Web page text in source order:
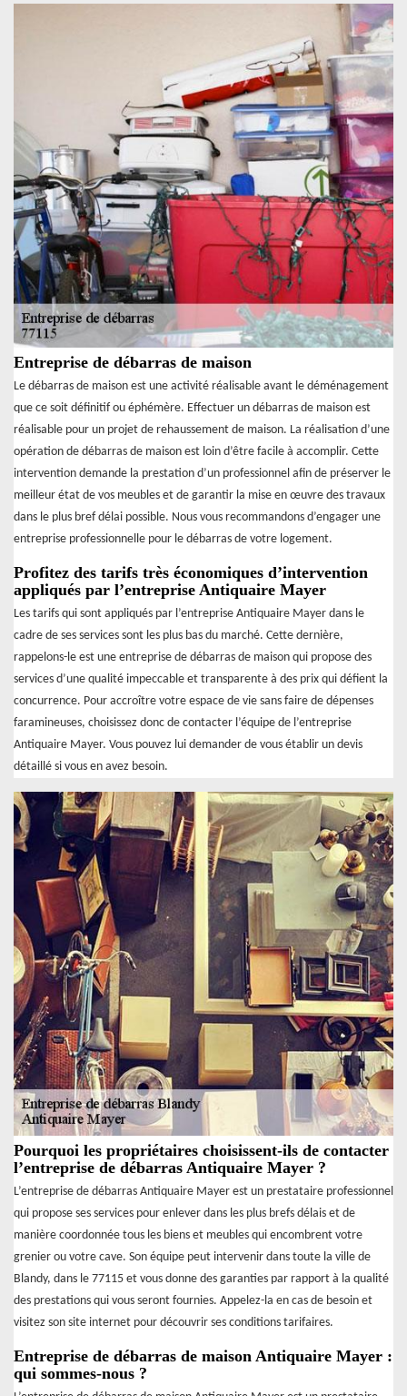
Entreprise de débarras de maison
Le débarras de maison est une activité réalisable avant le déménagement
que ce soit définitif ou éphémère. Effectuer un débarras de maison est
réalisable pour un projet de rehaussement de maison. La réalisation d’une
opération de débarras de maison est loin d’être facile à accomplir. Cette
intervention demande la prestation d’un professionnel afin de préserver le
meilleur état de vos meubles et de garantir la mise en œuvre des travaux
dans le plus bref délai possible. Nous vous recommandons d’engager une
entreprise professionnelle pour le débarras de votre logement.
Profitez des tarifs très économiques d’intervention
appliqués par l’entreprise Antiquaire Mayer
Les tarifs qui sont appliqués par l’entreprise Antiquaire Mayer dans le
cadre de ses services sont les plus bas du marché. Cette dernière,
rappelons-le est une entreprise de débarras de maison qui propose des
services d’une qualité impeccable et transparente à des prix qui défient la
concurrence. Pour accroître votre espace de vie sans faire de dépenses
faramineuses, choisissez donc de contacter l’équipe de l’entreprise
Antiquaire Mayer. Vous pouvez lui demander de vous établir un devis
détaillé si vous en avez besoin.
Pourquoi les propriétaires choisissent-ils de contacter
l’entreprise de débarras Antiquaire Mayer ?
L’entreprise de débarras Antiquaire Mayer est un prestataire professionnel
qui propose ses services pour enlever dans les plus brefs délais et de
manière coordonnée tous les biens et meubles qui encombrent votre
grenier ou votre cave. Son équipe peut intervenir dans toute la ville de
Blandy, dans le 77115 et vous donne des garanties par rapport à la qualité
des prestations qui vous seront fournies. Appelez-la en cas de besoin et
visitez son site internet pour découvrir ses conditions tarifaires.
Entreprise de débarras de maison Antiquaire Mayer :
qui sommes-nous ?